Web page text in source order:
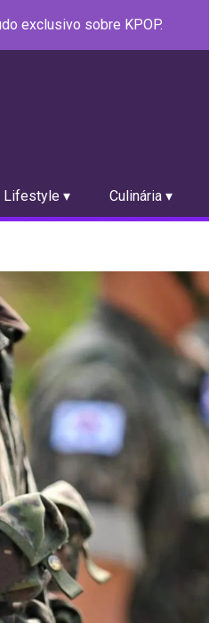
exclusivo sobre KPOP.
Lifestyle ▾ Culinária ▾